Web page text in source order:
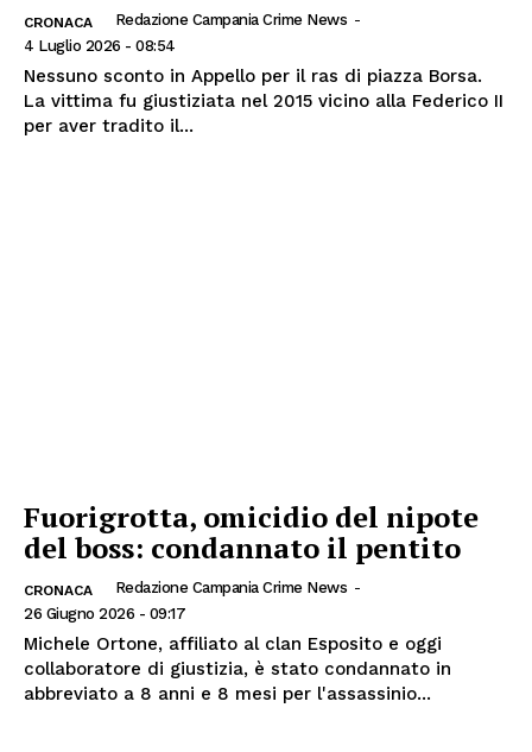
CRONACA Redazione Campania Crime News -
4 Luglio 2026 - 08:54
Nessuno sconto in Appello per il ras di piazza Borsa.
La vittima fu giustiziata nel 2015 vicino alla Federico II
per aver tradito il...
Fuorigrotta, omicidio del nipote
del boss: condannato il pentito
CRONACA Redazione Campania Crime News -
26 Giugno 2026 - 09:17
Michele Ortone, affiliato al clan Esposito e oggi
collaboratore di giustizia, è stato condannato in
abbreviato a 8 anni e 8 mesi per l'assassinio...